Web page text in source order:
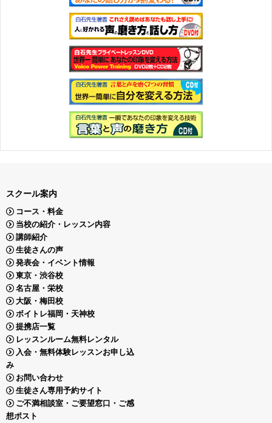
スクール案内
コース・料金
当校の紹介・レッスン内容
講師紹介
生徒さんの声
発表会・イベント情報
東京・渋谷校
名古屋・栄校
大阪・梅田校
ボイトレ福岡・天神校
提携店一覧
レッスンルーム無料レンタル
入会・無料体験レッスンお申し込
み
お問い合わせ
生徒さん専用予約サイト
ご不満相談室・ご要望窓口・ご感
想ポスト